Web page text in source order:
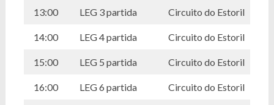
13:00 LEG 3 partida Circuito do Estoril
14:00 LEG 4 partida Circuito do Estoril
15:00 LEG 5 partida Circuito do Estoril
16:00 LEG 6 partida Circuito do Estoril